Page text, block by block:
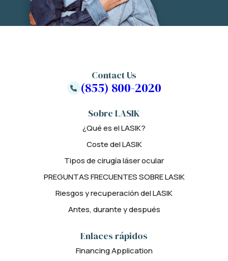
Sobre LASIK
¿Qué es el LASIK?
Coste del LASIK
Tipos de cirugía láser ocular
PREGUNTAS FRECUENTES SOBRE LASIK
Riesgos y recuperación del LASIK
Antes, durante y después
Enlaces rápidos
Financing Application
Contact Us
(855) 800-2020